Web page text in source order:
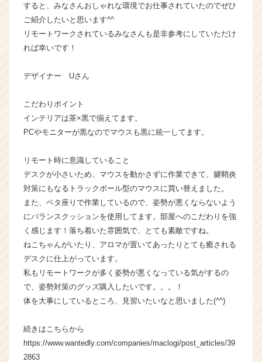
ー・
成
長
ウ
ト
く
就
活
サ
イ
ト
キ
ャ
リ
ア
すると、みなさんおしゃれな環境でお仕事されていたのでぜひ
ご紹介したいと思います^^
リモートワークされているみなさんも是非参考にしていただけ
れば幸いです！
デザイナー Uさん
こだわりポイント
インテリアは茶×黒で揃えてます。
PCやモニターが黒なのでマウスも黒に統一してます。
リモート時に意識していること
デスクが小さいため、マウスを動かさずに作業できて、腱鞘炎
対策にもなるトラックボール型のマウスに買い替えました。
また、ベタ座りで作業しているので、姿勢が悪くならないよう
にバランスクッションを使用してます。部屋へのこだわりを強
く感じます！落ち着いた雰囲気で、とても素敵ですね。
ねこちゃんがいたり、アロマが置いてあったりとても癒される
デスクに仕上がっています。
私もリモートワークが多く姿勢が悪くなっている気がするの
で、姿勢対策のグッズ購入したいです。。。！
体を大事にしているところ、見習いたいなと思いました(^^)
続きはこちらから
https://www.wantedly.com/companies/maclogi/post_articles/39
2863